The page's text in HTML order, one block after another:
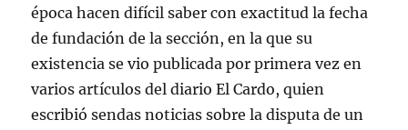
época hacen difícil saber con exactitud la fecha
de fundación de la sección, en la que su
existencia se vio publicada por primera vez en
varios artículos del diario El Cardo, quien
escribió sendas noticias sobre la disputa de un